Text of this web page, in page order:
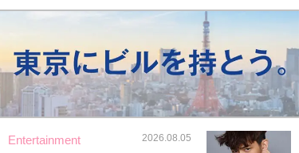
Entertainment 2026.08.05